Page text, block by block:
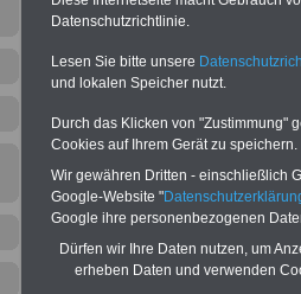
Meldung
Hessisches
BEHÖRDEN-ABO
mit drei
25,00 Euro: Wissenswertes für
Datenschutzrichtlinie.
Lesen Sie bitte unsere
und lokalen Speicher nutzt.
Durch das Klicken von "Zustimmung"
Cookies auf Ihrem Gerät zu speichern.
Wir gewähren Dritten - einschließlich
Google-Website "
Google ihre personenbezogenen
Dürfen wir Ihre Daten nutzen, um
erheben Daten und verwenden